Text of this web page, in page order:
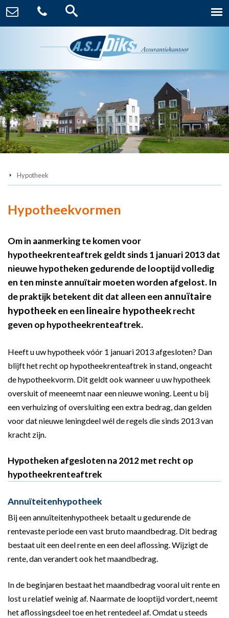
Hypotheek
Hypotheekvormen
Om in aanmerking te komen voor
hypotheekrenteaftrek geldt sinds 1 januari 2013 dat
nieuwe hypotheken gedurende de looptijd volledig
en ten minste annuïtair moeten worden afgelost. In
de praktijk betekent dit dat alleen een annuïtaire
hypotheeken een lineaire hypotheekrecht
geven op hypotheekrenteaftrek.
Heeft u uw hypotheek vóór 1 januari 2013 afgesloten? Dan
blijft het recht op hypotheekrenteaftrek in stand, ongeacht
de hypotheekvorm. Dit geldt ook wanneer u uw hypotheek
oversluit of meeneemt naar een nieuwe woning. Leent u bij
een verhuizing of oversluiting een extra bedrag, dan gelden
voor dat nieuwe leningdeel wél de regels die sinds 2013 van
kracht zijn.
Hypotheken afgesloten na 2012 met recht op
hypotheekrenteaftrek
Annuïteitenhypotheek
Bij een annuïteitenhypotheek betaalt u gedurende de
rentevaste periode een vast bruto maandbedrag. Dit bedrag
bestaat uit een deel rente en een deel aflossing. Wijzigt de
rente, dan verandert ook het maandbedrag.
In de beginjaren bestaat het maandbedrag vooral uit rente en
lost u relatief weinig af. Naarmate de looptijd vordert, neemt
het aflossingsdeel toe en het rentedeel af. Omdat u steeds